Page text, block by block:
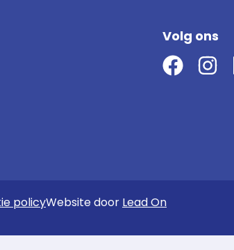
Volg ons
policyWebsite door Lead On